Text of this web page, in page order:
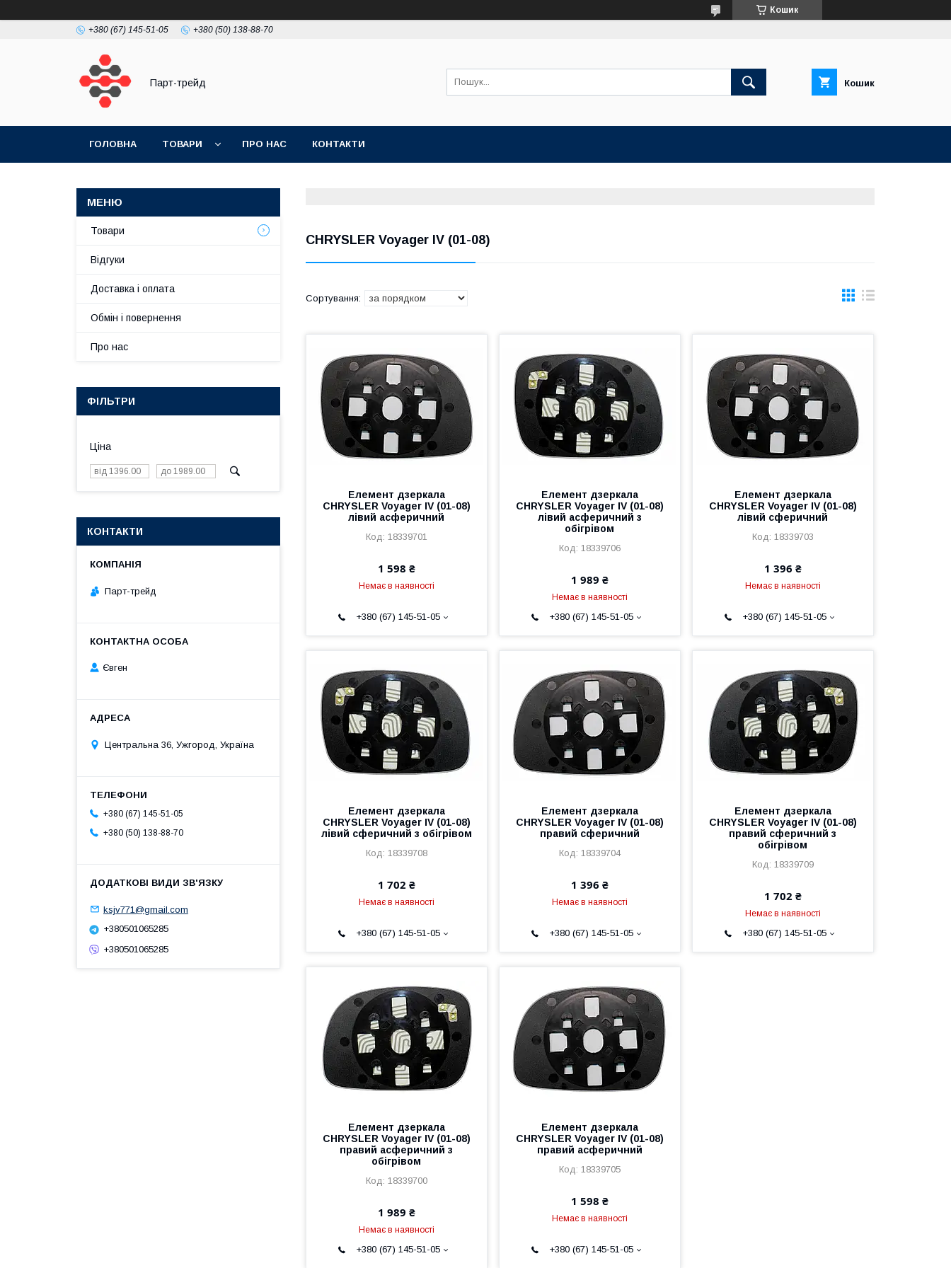
Кошик
+380 (67) 145-51-05 +380 (50) 138-88-70
Парт-трейд Кошик
ГОЛОВНА ТОВАРИ ПРО НАС КОНТАКТИ
CHRYSLER Voyager IV (01-08)
Елемент дзеркала
CHRYSLER Voyager IV (01-08)
лівий асферичний
18339701
1 598 ₴
Немає в наявності
+380 (67) 145-51-05
Елемент дзеркала
CHRYSLER Voyager IV (01-08)
лівий асферичний з
обігрівом
18339706
1 989 ₴
Немає в наявності
+380 (67) 145-51-05
Елемент дзеркала
CHRYSLER Voyager IV (01-08)
лівий сферичний
18339703
1 396 ₴
Немає в наявності
+380 (67) 145-51-05
Елемент дзеркала
CHRYSLER Voyager IV (01-08)
лівий сферичний з обігрівом
18339708
1 702 ₴
Немає в наявності
+380 (67) 145-51-05
Елемент дзеркала
CHRYSLER Voyager IV (01-08)
правий сферичний
18339704
1 396 ₴
Немає в наявності
+380 (67) 145-51-05
Елемент дзеркала
CHRYSLER Voyager IV (01-08)
правий сферичний з
обігрівом
18339709
1 702 ₴
Немає в наявності
+380 (67) 145-51-05
Елемент дзеркала
CHRYSLER Voyager IV (01-08)
правий асферичний з
обігрівом
18339700
1 989 ₴
Немає в наявності
+380 (67) 145-51-05
Елемент дзеркала
CHRYSLER Voyager IV (01-08)
правий асферичний
18339705
1 598 ₴
Немає в наявності
+380 (67) 145-51-05
Товари
Відгуки
Доставка і оплата
Обмін і повернення
Про нас
ФІЛЬТРИ
Ціна
КОНТАКТИ
Парт-трейд
Євген
Центральна 36, Ужгород, Україна
+380 (67) 145-51-05
+380 (50) 138-88-70
ksjv771@gmail.com
+380501065285
+380501065285